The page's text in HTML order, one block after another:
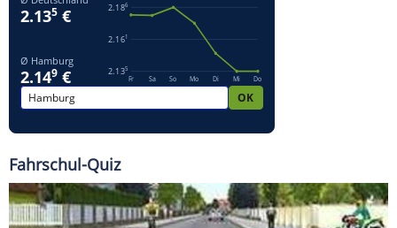
Fahrschul-Quiz